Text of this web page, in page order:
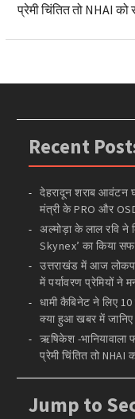
प्रेमी चिंतित तो NHAI को
Recent
देहरादून शराब आवंटन
मंत्री के PRO और
अल्मोड़ा के लाल रवि ने
Skynex’ का किया
उत्तराखंड में आज
में पर्यावरण प्रेमियों ने
धामी कैबिनेट ने लिए
क्या हुआ खबर में जानिए
ऋषिकेश -भानियावाला
प्रेमी चिंतित तो NHAI
Jump to